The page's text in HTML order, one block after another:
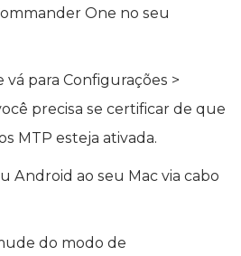
One no seu
vá para Configurações >
precisa se certificar de que
MTP esteja ativada.
Android ao seu Mac via cabo
do modo de